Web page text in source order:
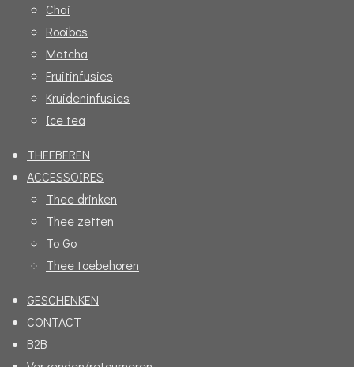
Chai
Rooibos
Matcha
Fruitinfusies
Kruideninfusies
Ice tea
THEEBEREN
ACCESSOIRES
Thee drinken
Thee zetten
To Go
Thee toebehoren
GESCHENKEN
CONTACT
B2B